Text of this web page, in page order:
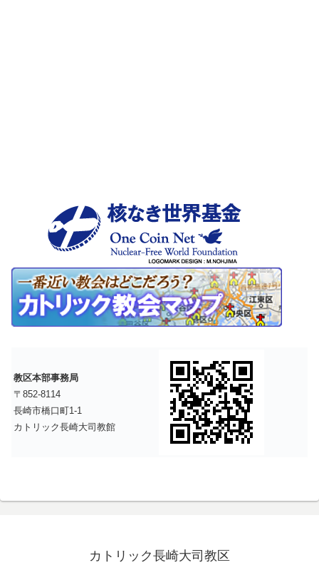
教区本部事務局
〒852-8114
長崎市橋口町1-1
カトリック長崎大司教館
カトリック長崎大司教区